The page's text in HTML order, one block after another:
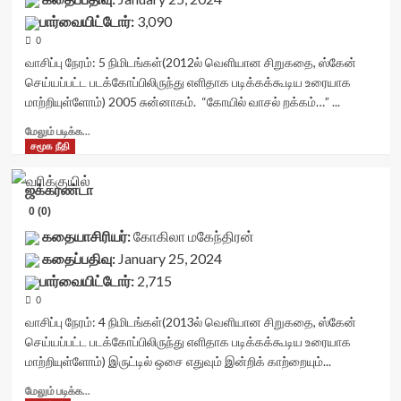
stars-
title-
(0)
</span>
</div>
data-
data-
rater-
postid='42353'
rater-
readonly-
</div>
<span
class='yasr-
stars-
average'>0
(0)
</span>
</div>
title-
container">
class='yasr-
stars-
title
yasr-
votes-
5b7e0a64406a2'
data-
rating='0'
starsize='16'
data-
rater-
data-
பார்வையிட்டோர்:3,090
0
வாசிப்பு நேரம்: 5 நிமிடங்கள்(2012ல் வெளியான சிறுகதை, ஸ்கேன்
செய்யப்பட்ட படக்கோப்பிலிருந்து எளிதாக படிக்கக்கூடிய உரையாக
மாற்றியுள்ளோம்) 2005 சுன்னாகம். “கோயில் வாசல் றக்கம்…” ...
மேலும் படிக்க...
சுன்னாகம்<சிட்னி<சுன்னாகம்<div
class="yasr-
stars-
title-
container">
<div
stars-
title
yasr-
rater-
சமூக நீதி
ஜக்கரண்டா
0 (0)
கதையாசிரியர்:கோகிலா மகேந்திரன்
கதைப்பதிவு:January 25, 2024
பார்வையிட்டோர்:2,715
0
வாசிப்பு நேரம்: 4 நிமிடங்கள்(2013ல் வெளியான சிறுகதை, ஸ்கேன்
செய்யப்பட்ட படக்கோப்பிலிருந்து எளிதாக படிக்கக்கூடிய உரையாக
மாற்றியுள்ளோம்) இருட்டில் ஒசை எதுவும் இன்றிக் காற்றையும்...
மேலும் படிக்க...